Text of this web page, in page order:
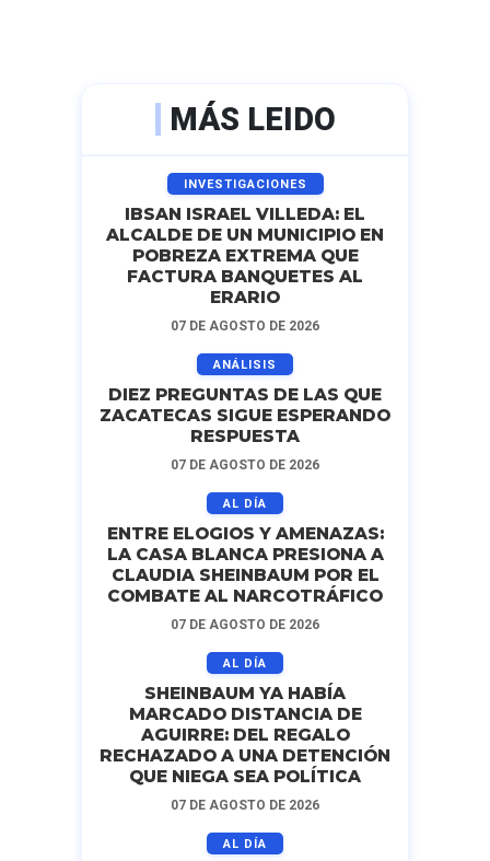
MÁS LEIDO
INVESTIGACIONES
IBSAN ISRAEL VILLEDA: EL
ALCALDE DE UN MUNICIPIO EN
POBREZA EXTREMA QUE
FACTURA BANQUETES AL
ERARIO
07 DE AGOSTO DE 2026
ANÁLISIS
DIEZ PREGUNTAS DE LAS QUE
ZACATECAS SIGUE ESPERANDO
RESPUESTA
07 DE AGOSTO DE 2026
AL DÍA
ENTRE ELOGIOS Y AMENAZAS:
LA CASA BLANCA PRESIONA A
CLAUDIA SHEINBAUM POR EL
COMBATE AL NARCOTRÁFICO
07 DE AGOSTO DE 2026
AL DÍA
SHEINBAUM YA HABÍA
MARCADO DISTANCIA DE
AGUIRRE: DEL REGALO
RECHAZADO A UNA DETENCIÓN
QUE NIEGA SEA POLÍTICA
07 DE AGOSTO DE 2026
AL DÍA